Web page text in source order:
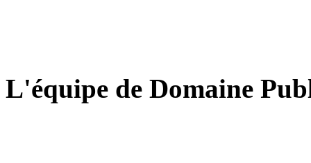
L'équipe de Domaine